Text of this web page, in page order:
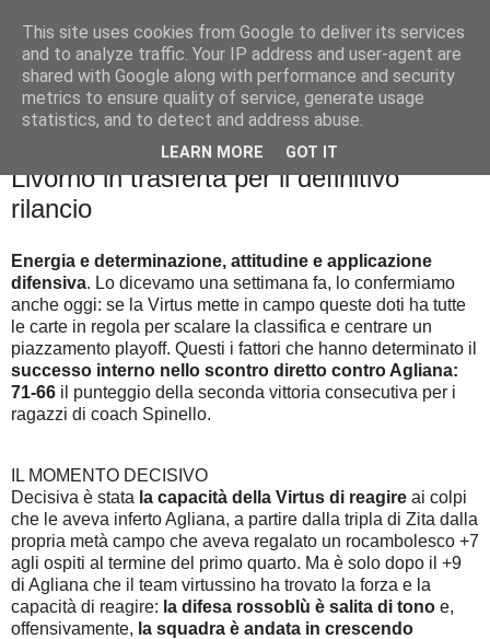
Palla al cerchio
domenica 6 marzo 2022
Prove di continuità per la Virtus. Lucca e
Livorno in trasferta per il definitivo
rilancio
Energia e determinazione, attitudine e applicazione
difensiva. Lo dicevamo una settimana fa, lo confermiamo
anche oggi: se la Virtus mette in campo queste doti ha tutte
le carte in regola per scalare la classifica e centrare un
piazzamento playoff. Questi i fattori che hanno determinato il
successo interno nello scontro diretto contro Agliana:
71-66 il punteggio della seconda vittoria consecutiva per i
ragazzi di coach Spinello.
IL MOMENTO DECISIVO
Decisiva è stata la capacità della Virtus di reagire ai colpi
che le aveva inferto Agliana, a partire dalla tripla di Zita dalla
propria metà campo che aveva regalato un rocambolesco +7
agli ospiti al termine del primo quarto. Ma è solo dopo il +9
di Agliana che il team virtussino ha trovato la forza e la
capacità di reagire: la difesa rossoblù è salita di tono e,
offensivamente, la squadra è andata in crescendo
This site uses cookies from Google to deliver its services
and to analyze traffic. Your IP address and user-agent are
shared with Google along with performance and security
metrics to ensure quality of service, generate usage
statistics, and to detect and address abuse.
LEARN MORE GOT IT